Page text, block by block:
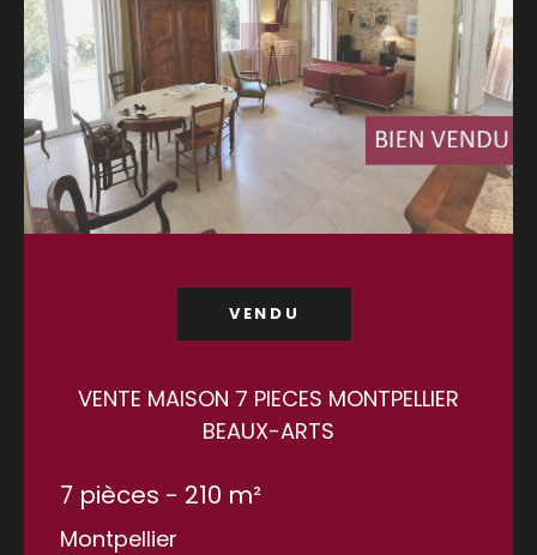
VENDU
VENTE MAISON 7 PIECES MONTPELLIER
BEAUX-ARTS
7 pièces - 210 m²
Montpellier